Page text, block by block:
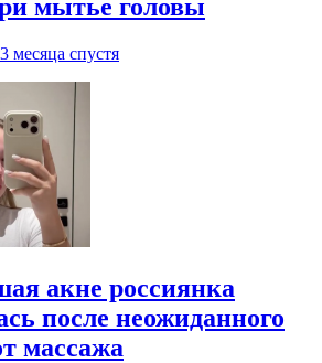
мытье головы
3 месяца спустя
акне россиянка
после неожиданного
массажа